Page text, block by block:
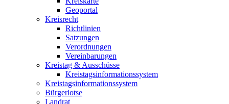
Geoportal
Kreisrecht
Richtlinien
Satzungen
Verordnungen
Vereinbarungen
Kreistag & Ausschüsse
Kreistagsinformationssystem
Kreistagsinformationssystem
Bürgerlotse
Landrat